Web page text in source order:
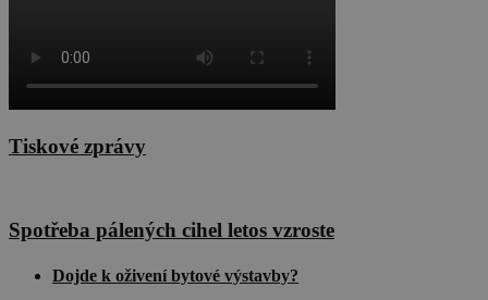
Tiskové zprávy
Spotřeba pálených cihel letos vzroste
Dojde k oživení bytové výstavby?